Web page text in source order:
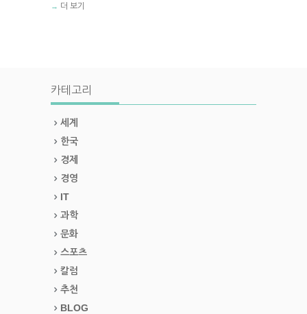
→ 더 보기
카테고리
세계
한국
경제
경영
IT
과학
문화
스포츠
칼럼
추천
BLOG